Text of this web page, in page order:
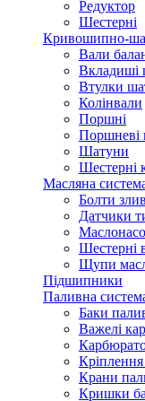
Редуктор
Шестерні
Кривошипно-
Вали
Вкладиші
Втулки
Колінвали
Поршні
Поршневі
Шатуни
Шестерні
Масляна
Болти
Датчики
Шестерні
Щупи
Підшипники
Паливна
Баки
Важелі
Крани
Кришки